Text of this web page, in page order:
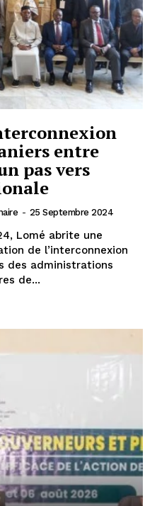
entre
pas vers
- 25 Septembre 2024
Lomé abrite une
de l’interconnexion
des administrations
de...